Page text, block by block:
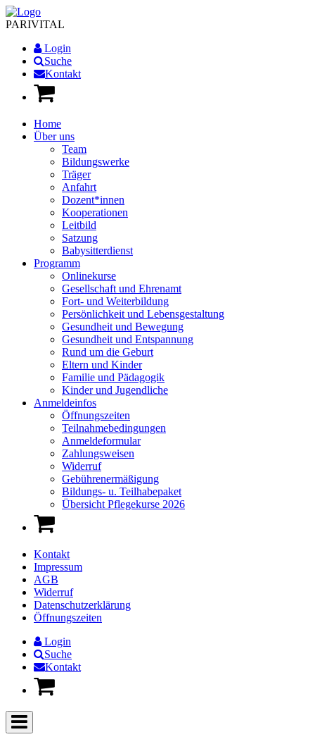
PARIVITAL
Login
Suche
Kontakt
Home
Über uns
Team
Bildungswerke
Träger
Anfahrt
Dozent*innen
Kooperationen
Leitbild
Satzung
Babysitterdienst
Programm
Onlinekurse
Gesellschaft und Ehrenamt
Fort- und Weiterbildung
Persönlichkeit und Lebensgestaltung
Gesundheit und Bewegung
Gesundheit und Entspannung
Rund um die Geburt
Eltern und Kinder
Familie und Pädagogik
Kinder und Jugendliche
Anmeldeinfos
Öffnungszeiten
Teilnahmebedingungen
Anmeldeformular
Zahlungsweisen
Widerruf
Gebührenermäßigung
Bildungs- u. Teilhabepaket
Übersicht Pflegekurse 2026
Kontakt
Impressum
AGB
Widerruf
Datenschutzerklärung
Öffnungszeiten
Login
Suche
Kontakt